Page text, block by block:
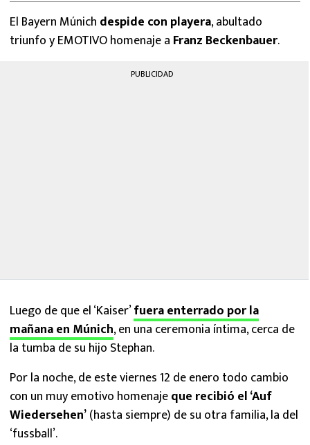
El Bayern Múnich despide con playera, abultado
triunfo y EMOTIVO homenaje a Franz Beckenbauer.
PUBLICIDAD
Luego de que el ‘Kaiser’fuera enterrado por la
mañana en Múnich, en una ceremonia íntima, cerca de
la tumba de su hijo Stephan.
Por la noche, de este viernes 12 de enero todo cambio
con un muy emotivo homenajeque recibió el ‘Auf
Wiedersehen’(hasta siempre) de su otra familia, la del
‘fussball’.